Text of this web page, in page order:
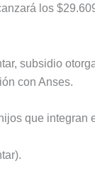
los
subsidio
con Anses.
que integran